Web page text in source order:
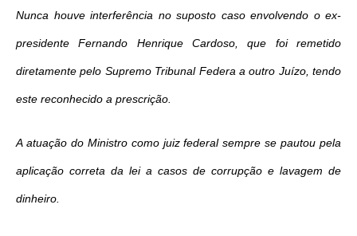
Nunca houve interferência no suposto caso envolvendo o ex-
presidente Fernando Henrique Cardoso, que foi remetido
diretamente pelo Supremo Tribunal Federa a outro Juízo, tendo
este reconhecido a prescrição.
A atuação do Ministro como juiz federal sempre se pautou pela
aplicação correta da lei a casos de corrupção e lavagem de
dinheiro.